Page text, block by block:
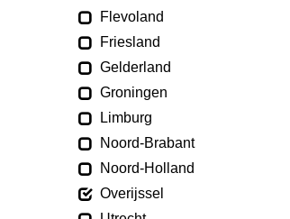
Flevoland
Friesland
Gelderland
Groningen
Limburg
Noord-Brabant
Noord-Holland
Overijssel